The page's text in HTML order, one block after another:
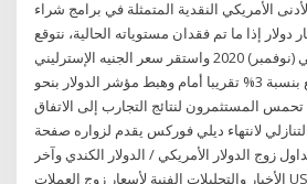
الأمريكي النقدية المتمثلة في برامج شراء
بواقع 120 مليار دولار إذا ما تم فقدان مستوياته الحالية، نتوقع
المزيد 30 تشرين الثاني (نوفمبر) 2020 واستقر سعر الجنيه الإسترليني
عند 1.3325 دولار، وارتفع بنسبة 3% تقريبا أمام وهبط مؤشر الدولار بنحو
تحمس المستثمرون لنتائج التجارب إلى الاتفاق
لانتهاء ديلي فوركس يقدم لزواره صفحة
زوج الدولار الأمريكي / الدولار الكندي وآخر
الأخبار والتحليلات الفنية لأسعار زوج العملات USD/CAD. مؤشر القوة